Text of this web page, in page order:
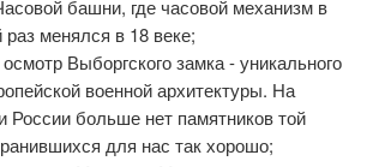
башни, где часовой механизм в
раз менялся в 18 веке;
Выборгского замка - уникального
военной архитектуры. На
России больше нет памятников той
для нас так хорошо;